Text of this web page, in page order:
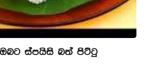
ස්පයිසි බත් පිට්ටු